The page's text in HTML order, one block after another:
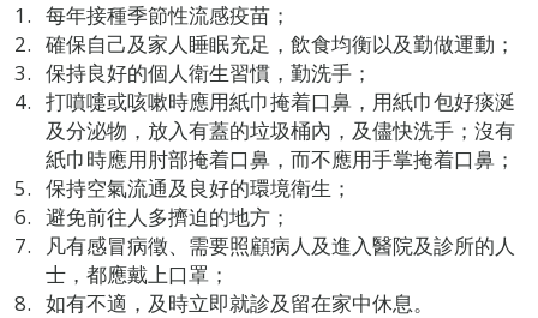
每年接種季節性流感疫苗；
確保自己及家人睡眠充足，飲食均衡以及勤做運動；
保持良好的個人衛生習慣，勤洗手；
打噴嚏或咳嗽時應用紙巾掩着口鼻，用紙巾包好痰涎
及分泌物，放入有蓋的垃圾桶內，及儘快洗手；沒有
紙巾時應用肘部掩着口鼻，而不應用手掌掩着口鼻；
保持空氣流通及良好的環境衛生；
避免前往人多擠迫的地方；
凡有感冒病徵、需要照顧病人及進入醫院及診所的人
士，都應戴上口罩；
如有不適，及時立即就診及留在家中休息。